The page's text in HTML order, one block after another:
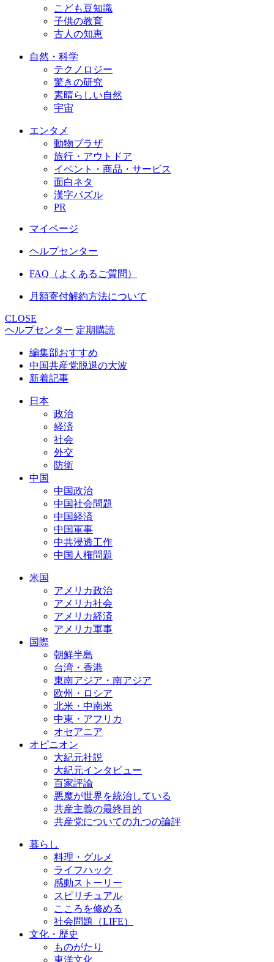
こども豆知識
子供の教育
古人の知恵
自然・科学
テクノロジー
驚きの研究
素晴らしい自然
宇宙
エンタメ
動物プラザ
旅行・アウトドア
イベント・商品・サービス
面白ネタ
漢字パズル
PR
マイページ
ヘルプセンター
FAQ（よくあるご質問）
月額寄付解約方法について
CLOSE
ヘルプセンター 定期購読
編集部おすすめ
中国共産党脱退の大波
新着記事
日本
政治
経済
社会
外交
防衛
中国
中国政治
中国社会問題
中国経済
中国軍事
中共浸透工作
中国人権問題
米国
アメリカ政治
アメリカ社会
アメリカ経済
アメリカ軍事
国際
朝鮮半島
台湾・香港
東南アジア・南アジア
欧州・ロシア
北米・中南米
中東・アフリカ
オセアニア
オピニオン
大紀元社説
大紀元インタビュー
百家評論
悪魔が世界を統治している
共産主義の最終目的
共産党についての九つの論評
暮らし
料理・グルメ
ライフハック
感動ストーリー
スピリチュアル
こころを修める
社会問題（LIFE）
文化・歴史
ものがたり